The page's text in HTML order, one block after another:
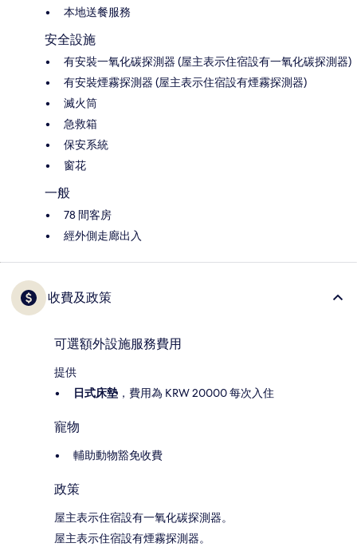
本地送餐服務
安全設施
有安裝一氧化碳探測器 (屋主表示住宿設有一氧化碳探測器)
有安裝煙霧探測器 (屋主表示住宿設有煙霧探測器)
滅火筒
急救箱
保安系統
窗花
一般
78 間客房
經外側走廊出入
收費及政策
可選額外設施服務費用
提供
日式床墊 ，費用為 KRW 20000 每次入住
寵物
輔助動物豁免收費
政策
屋主表示住宿設有一氧化碳探測器。
屋主表示住宿設有煙霧探測器。